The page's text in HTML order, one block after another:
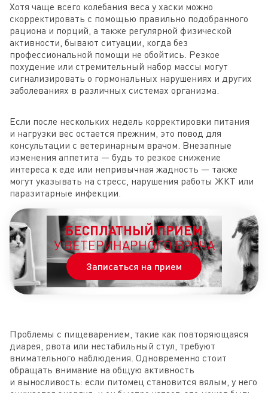
Хотя чаще всего колебания веса у хаски можно
скорректировать с помощью правильно подобранного
рациона и порций, а также регулярной физической
активности, бывают ситуации, когда без
профессиональной помощи не обойтись. Резкое
похудение или стремительный набор массы могут
сигнализировать о гормональных нарушениях и других
заболеваниях в различных системах организма.
Если после нескольких недель корректировки питания
и нагрузки вес остается прежним, это повод для
консультации с ветеринарным врачом. Внезапные
изменения аппетита — будь то резкое снижение
интереса к еде или непривычная жадность — также
могут указывать на стресс, нарушения работы ЖКТ или
паразитарные инфекции.
БЕСПЛАТНЫЙ ПРИЕМ
У ВЕТЕРИНАРНОГО ВРАЧА
Записаться на прием
Проблемы с пищеварением, такие как повторяющаяся
диарея, рвота или нестабильный стул, требуют
внимательного наблюдения. Одновременно стоит
обращать внимание на общую активность
и выносливость: если питомец становится вялым, у него